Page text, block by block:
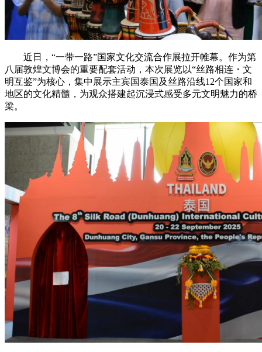
近日，“一带一路”国家文化交流合作展拉开帷幕。作为第
八届敦煌文博会的重要配套活动，本次展览以“丝路相连・文
明互鉴”为核心，集中展示主宾国泰国及丝路沿线12个国家和
地区的文化精髓，为观众搭建起沉浸式感受多元文明魅力的桥
梁。